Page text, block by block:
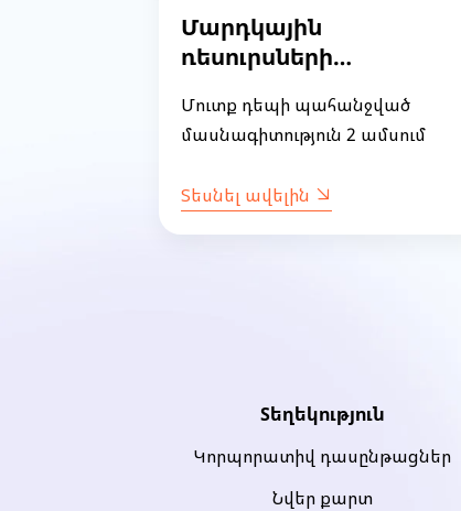
Մարդկային
ռեսուրսների
սկսնակների համար
(խումբ 36)
Մուտք դեպի պահանջված
մասնագիտություն 2 ամսում
Տեսնել ավելին
Տեղեկություն
Կորպորատիվ դասընթացներ
Նվեր քարտ